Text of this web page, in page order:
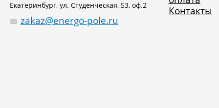
Екатеринбург, ул. Студенческая, 53, оф.2
zakaz@energo-pole.ru
Контакты